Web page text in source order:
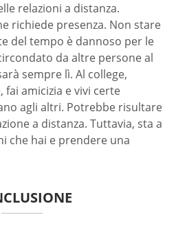
relazioni a distanza.
richiede presenza. Non stare
del tempo è dannoso per le
da altre persone al
sempre lì. Al college,
amicizia e vivi certe
agli altri. Potrebbe risultare
a distanza. Tuttavia, sta a
che hai e prendere una